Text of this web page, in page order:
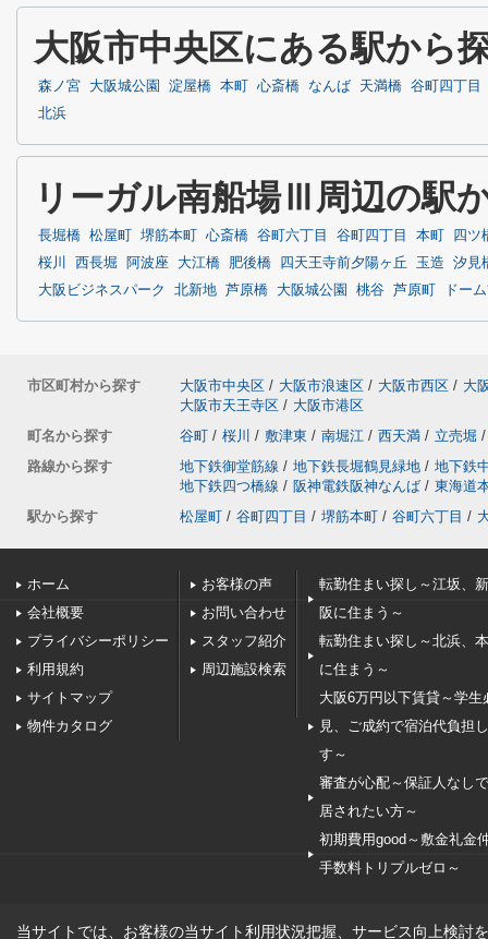
大阪市中央区にある駅から
森ノ宮 大阪城公園 淀屋橋 本町 心斎橋 なんば 天満橋 谷町四丁目
北浜
リーガル南船場Ⅲ周辺の駅
長堀橋 松屋町 堺筋本町 心斎橋 谷町六丁目 谷町四丁目 本町
四ツ
桜川
西長堀 阿波座 大江橋 肥後橋 四天王寺前夕陽ヶ丘 玉造
汐見
大阪ビジネスパーク
北新地 芦原橋 大阪城公園 桃谷 芦原町 ドー
市区町村から探す 大阪市中央区 / 大阪市浪速区 / 大阪市西区 / 大
大阪市天王寺区 / 大阪市港区
町名から探す
谷町 / 桜川 / 敷津東 / 南堀江 / 西天満 / 立売堀 /
路線から探す
地下鉄御堂筋線 / 地下鉄長堀鶴見緑地 / 地下鉄
地下鉄四つ橋線 / 阪神電鉄阪神なんば / 東海道
駅から探す
松屋町 / 谷町四丁目 / 堺筋本町 / 谷町六丁目 /
ホーム
会社概要
プライバシーポリシー
利用規約
サイトマップ
物件カタログ
お客様の声
お問い合わせ
スタッフ紹介
周辺施設検索
転勤住まい探し～江坂、
阪に住まう～
転勤住まい探し～北浜、
に住まう～
大阪6万円以下賃貸～学生
見、ご成約で宿泊代負担
す～
審査が心配～保証人なし
居されたい方～
初期費用good～敷金礼金
手数料トリプルゼロ～
当サイトでは、お客様の当サイト利用状況把握、サービス向上検討